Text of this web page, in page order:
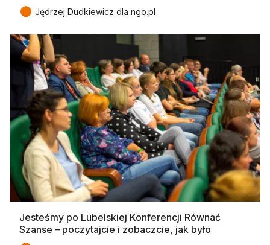
● Jędrzej Dudkiewicz dla ngo.pl
Jesteśmy po Lubelskiej Konferencji Równać
Szanse – poczytajcie i zobaczcie, jak było